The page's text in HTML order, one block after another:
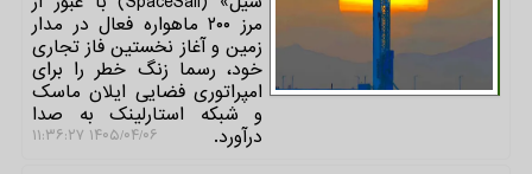
مرز ۲۰۰ ماهواره فعال در مدار
زمین و آغاز نخستین فاز تجاری
خود، رسما زنگ خطر را برای
امپراتوری فضایی ایلان ماسک
و شبکه استارلینک به صدا
درآورد. ۱۴۰۵/۰۴/۰۶ ۱۱:۳۶:۲۷